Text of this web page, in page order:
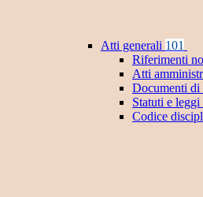
Atti generali 101
Riferimenti
Atti
Documenti di
Statuti e
Codice